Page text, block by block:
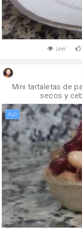
Leer
Mini tartaletas de
secos y
ajo